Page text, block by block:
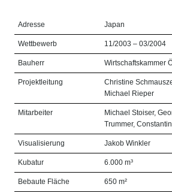
Adresse Japan
Wettbewerb 11/2003 – 03/2004
Bauherr Wirtschaftskammer
Projektleitung
Christine
Michael Rieper
Mitarbeiter
Michael Stoiser,
Trummer,
Visualisierung Jakob Winkler
Kubatur 6.000 m³
Bebaute Fläche 650 m²